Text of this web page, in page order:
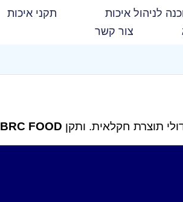
לניהול איכות תקני איכות
צור קשר
תוצרת חקלאית. ותקן BRC FOOD